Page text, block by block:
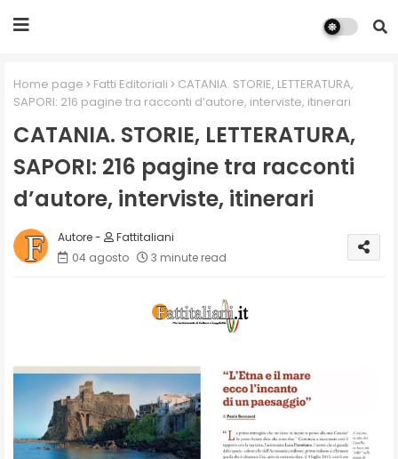
Home page Fatti Editoriali
CATANIA. STORIE, LETTERATURA,
SAPORI: 216 pagine tra racconti d’autore, interviste, itinerari
CATANIA. STORIE, LETTERATURA,
SAPORI: 216 pagine tra racconti
d’autore, interviste, itinerari
Fattitaliani
04 agosto
3 minute read